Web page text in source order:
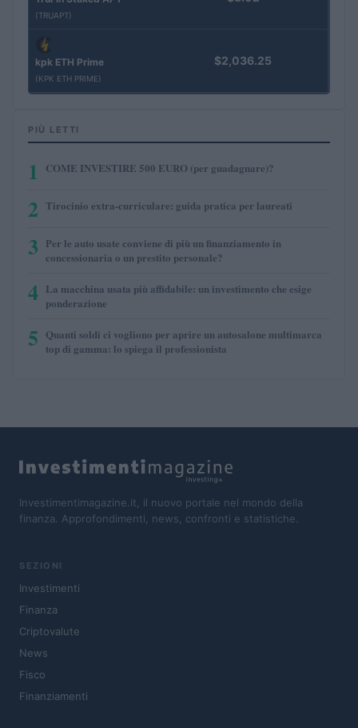
(TRUAPT)
kpk ETH Prime
(KPK ETH PRIME)
$2,036.25
PIÙ LETTI
1 COME INVESTIRE 500 EURO (per guadagnare)?
2 Tirocinio extra-curriculare: guida pratica per laureati
3 Per le auto usate conviene di più un finanziamento in
concessionaria o un prestito personale?
4 La macchina usata più affidabile: un investimento che esige
ponderazione
5 Quanti soldi ci vogliono per aprire un autosalone multimarca
top di gamma: lo spiega il professionista
Investimentimagazine.it, il nuovo portale nel mondo della
finanza. Approfondimenti, news, confronti e statistiche.
SEZIONI
Investimenti
Finanza
Criptovalute
News
Fisco
Finanziamenti